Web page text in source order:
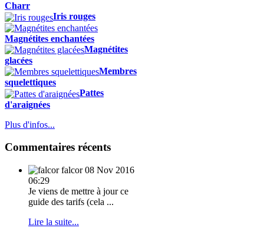
Charr
Iris rouges
Magnétites enchantées
Magnétites
glacées
Membres
squelettiques
Pattes
d'araignées
Plus d'infos...
Commentaires récents
falcor 08 Nov 2016
06:29
Je viens de mettre à jour ce
guide des tarifs (cela ...
Lire la suite...